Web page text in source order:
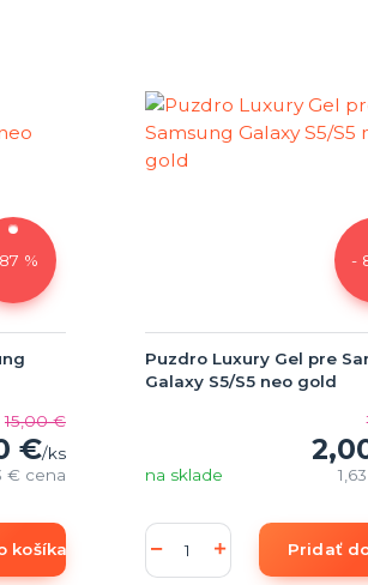
%
15,00 €
€/ks
€ cena
košíka
-
Puzdro Luxury Gel pre
Galaxy S5/S5 neo gold
na sklade
Pridať